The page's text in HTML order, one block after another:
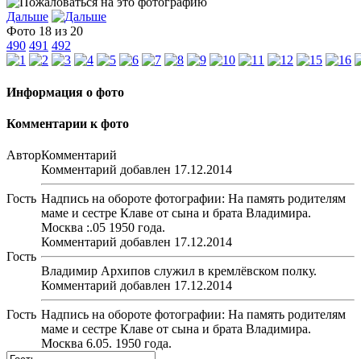
Дальше
Фото 18 из 20
490 491 492
Информация о фото
Комментарии к фото
АвторКомментарий
Гость
Комментарий добавлен 17.12.2014
Надпись на обороте фотографии: На память родителям
маме и сестре Клаве от сына и брата Владимира.
Москва :.05 1950 года.
Гость
Комментарий добавлен 17.12.2014
Владимир Архипов служил в кремлёвском полку.
Гость
Комментарий добавлен 17.12.2014
Надпись на обороте фотографии: На память родителям
маме и сестре Клаве от сына и брата Владимира.
Москва 6.05. 1950 года.